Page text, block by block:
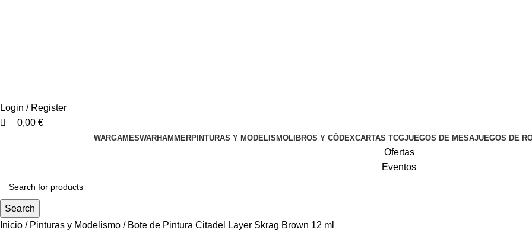
Login / Register
0,00 €
WARGAMESWARHAMMERPINTURAS Y MODELISMOLIBROS Y CÓDEXCARTAS TCGJUEGOS DE MESAJUEGOS DE
Ofertas
Eventos
Search
Inicio
Pinturas y Modelismo Bote de Pintura Citadel Layer Skrag Brown 12 ml